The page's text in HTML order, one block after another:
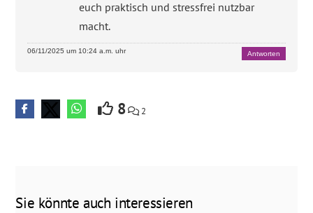
euch praktisch und stressfrei nutzbar
macht.
06/11/2025 um 10:24 a.m. uhr Antworten
8 2
Sie könnte auch interessieren